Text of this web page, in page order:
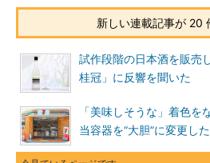
新しい連載記事が 20
試作段階の日本酒を販売
桂冠」に反響を聞いた
「美味しそうな」着色
当容器を“大胆”に変更し